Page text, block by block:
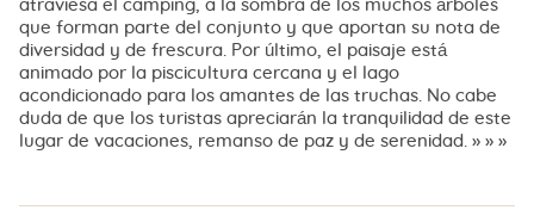
atraviesa el camping, a la sombra de los muchos árboles
que forman parte del conjunto y que aportan su nota de
diversidad y de frescura. Por último, el paisaje está
animado por la piscicultura cercana y el lago
acondicionado para los amantes de las truchas. No cabe
duda de que los turistas apreciarán la tranquilidad de este
lugar de vacaciones, remanso de paz y de serenidad. » » »